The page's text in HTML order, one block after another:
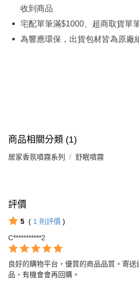
收到商品
宅配單筆滿$1000 、超商取貨單
為響應環保，出貨包材皆為原廠
商品相關分類 (1)
居家香氛噴霧系列 舒眠噴霧
評價
5 ( 1 則評價 )
C***********2
良好的購物平台，優質的商品品質。寄
品，有機會會再回購。